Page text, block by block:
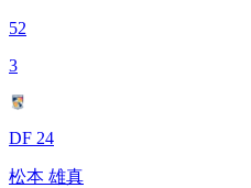
52
3
DF 24
松本 雄真